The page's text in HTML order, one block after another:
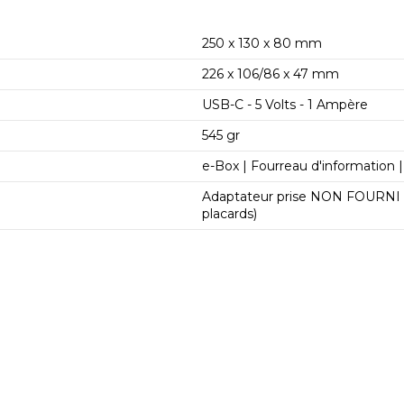
250 x 130 x 80 mm
226 x 106/86 x 47 mm
USB-C - 5 Volts - 1 Ampère
545 gr
e-Box | Fourreau d'information
Adaptateur prise NON
placards)